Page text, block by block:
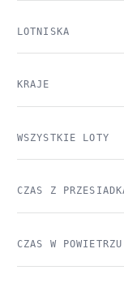
LOTNISKA
KRAJE
WSZYSTKIE LOTY
CZAS Z
CZAS W POWIETRZU